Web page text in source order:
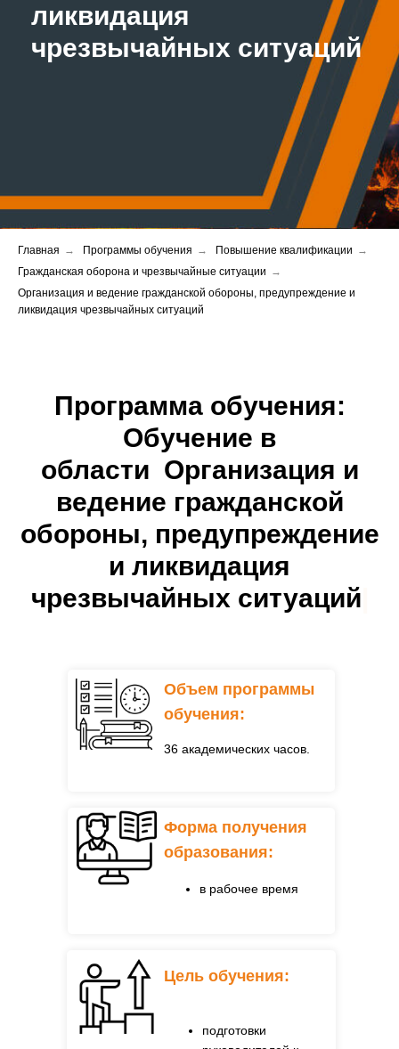
ликвидация
чрезвычайных ситуаций
Главная → Программы обучения → Повышение квалификации →
Гражданская оборона и чрезвычайные ситуации →
Организация и ведение гражданской обороны, предупреждение и
ликвидация чрезвычайных ситуаций
Программа обучения:
Обучение в
области Организация и
ведение гражданской
обороны, предупреждение
и ликвидация
чрезвычайных ситуаций
подготовки
36 академических часов.
Объем программы
обучения:
в рабочее время
Форма получения
образования:
Цель обучения: